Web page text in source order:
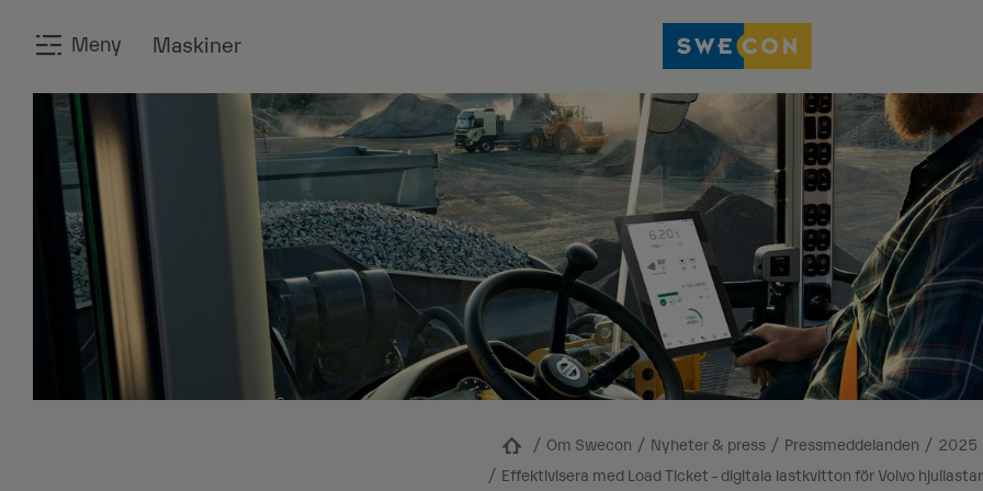
Meny Maskiner
Om Swecon Nyheter & press Pressmeddelanden
2025
Effektivisera med Load Ticket - digitala lastkvitton för Volvo